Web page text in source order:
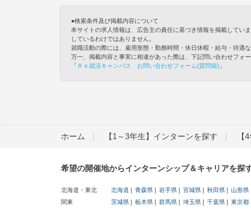
●検索条件及び掲載内容について
本サイトの求人情報は、広告主の責任に基づき情報を掲載してい
しているわけではありません。
就職活動の際には、雇用形態・勤務時間・休日休暇・給与・待遇
万一、掲載内容と事実に相違があった際は、下記問い合わせフォ
「 Ｒｅ就活キャンパス お問い合わせフォーム(質問箱) 」
ホーム 【1～3年生】インターンを探す 【
希望の開催地からインターンシップ＆キャリアを探
北海道・東北 北海道 青森県 岩手県 宮城県 秋田県 山形県
関東
茨城県 栃木県 群馬県 埼玉県 千葉県 東京都